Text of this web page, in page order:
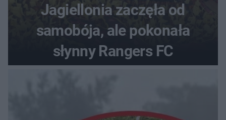
Jagiellonia zaczęła od
samobója, ale pokonała
słynny Rangers FC